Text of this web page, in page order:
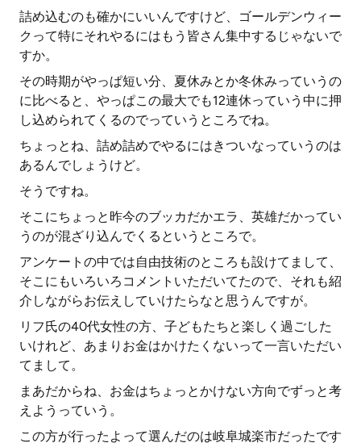
詰め込むのも確かにいいんですけど、ゴールデンウィー
クって特にそれやるにはもう皆さん集中するじゃないで
すか。
その時期がやっぱ短い分、夏休みとか冬休みっていうの
に比べると、やっぱこの最大でも12連休っていう中に押
し込められてくるのでっていうところでね。
ちょっとね、詰め詰めでやるにはきついなっていうのは
あるんでしょうけど。
そうですね。
そこにちょっと昨今のブッカだかエラ、英雄だかってい
うのが混ざり込んでくるというところで。
アンケートの中では自由技術のところも設けてまして、
そこにもいろいろコメントいただいてたので、それも紹
介しながらお伝えしていけたらなと思うんですが。
リフ氏の40代女性の方、子どもたちと楽しく過ごした
いけれど、あまりお金はかけたくないって一言いただい
てまして。
まあだからね、お金はちょっとかけない方向でずっと考
えようっていう。
この方が行ったよって選んだのは岐阜城楽市だったです